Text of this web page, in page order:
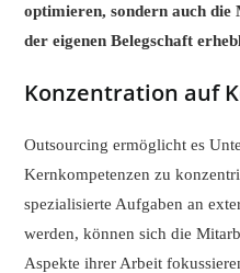
optimieren, sondern auch
der eigenen Belegschaft
Konzentration auf
Outsourcing ermöglicht es
Kernkompetenzen zu
spezialisierte Aufgaben an
werden, können sich die
Aspekte ihrer Arbeit